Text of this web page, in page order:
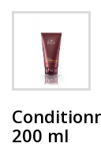
200 ml